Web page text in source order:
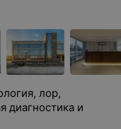
лор,
диагностика и